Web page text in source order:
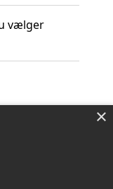
vælger
×